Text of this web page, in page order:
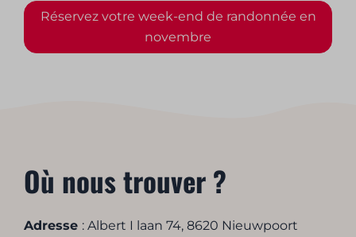
Réservez votre week-end de randonnée en
novembre
Où nous trouver ?
Adresse : Albert I laan 74, 8620 Nieuwpoort